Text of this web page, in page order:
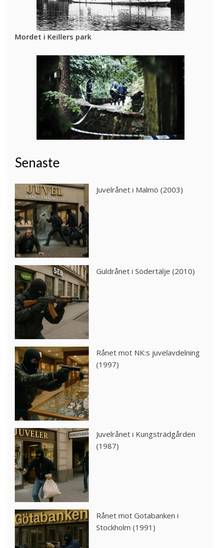
Mordet i Keillers park
Senaste
Juvelrånet i Malmö (2003)
Guldrånet i Södertälje (2010)
Rånet mot NK:s juvelavdelning
(1997)
Juvelrånet i Kungsträdgården
(1987)
Rånet mot Gotabanken i
Stockholm (1991)